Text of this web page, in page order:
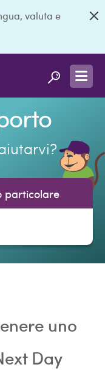
valuta e
particolare
uno
Day